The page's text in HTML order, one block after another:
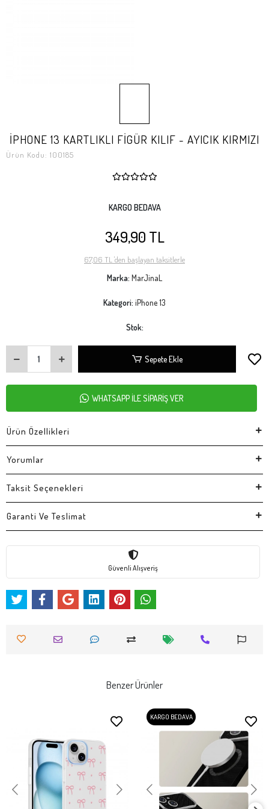
İPHONE 13 KARTLIKLI FİGÜR KILIF - AYICIK KIRMIZI
Ürün Kodu: 100185
KARGO BEDAVA
349,90 TL
67,06 TL 'den başlayan taksitlerle
Marka: MarJinaL
Kategori: iPhone 13
Stok:
Sepete Ekle
WHATSAPP İLE SİPARİŞ VER
Ürün Özellikleri
Yorumlar
Taksit Seçenekleri
Garanti Ve Teslimat
Güvenli Alışveriş
Benzer Ürünler
KARGO BEDAVA